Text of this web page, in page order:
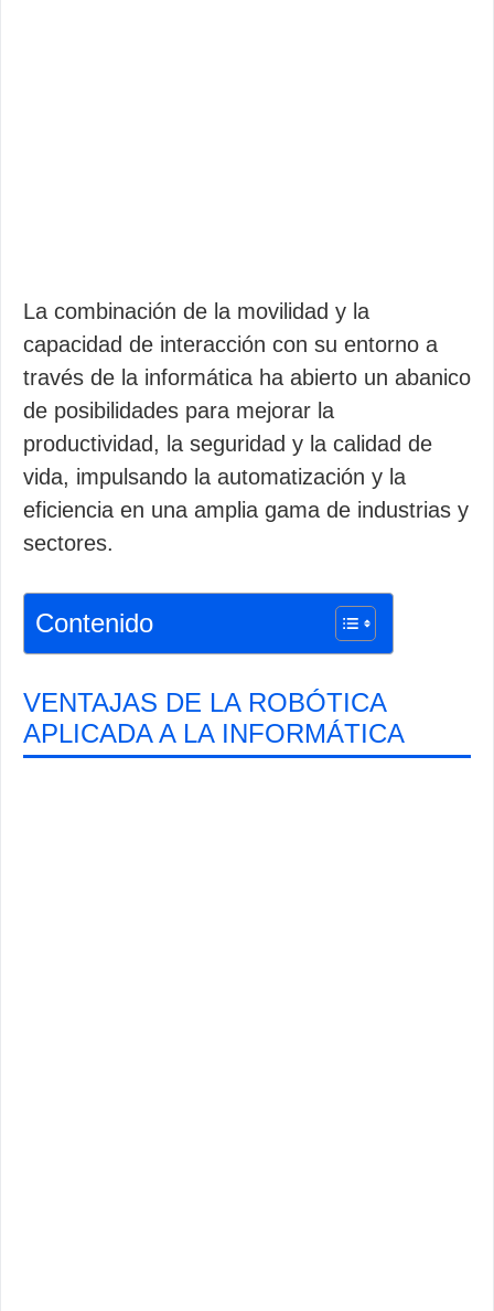
La combinación de la movilidad y la
capacidad de interacción con su entorno a
través de la informática ha abierto un abanico
de posibilidades para mejorar la
productividad, la seguridad y la calidad de
vida, impulsando la automatización y la
eficiencia en una amplia gama de industrias y
sectores.
Contenido
VENTAJAS DE LA ROBÓTICA
APLICADA A LA INFORMÁTICA